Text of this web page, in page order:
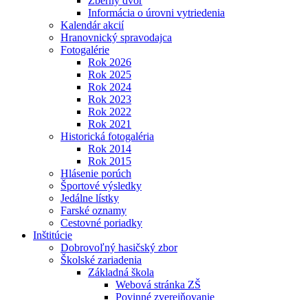
Informácia o úrovni vytriedenia
Kalendár akcií
Hranovnický spravodajca
Fotogalérie
Rok 2026
Rok 2025
Rok 2024
Rok 2023
Rok 2022
Rok 2021
Historická fotogaléria
Rok 2014
Rok 2015
Hlásenie porúch
Športové výsledky
Jedálne lístky
Farské oznamy
Cestovné poriadky
Inštitúcie
Dobrovoľný hasičský zbor
Školské zariadenia
Základná škola
Webová stránka ZŠ
Povinné zverejňovanie